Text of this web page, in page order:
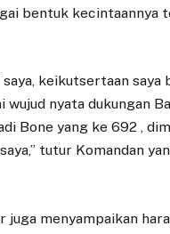
bentuk kecintaannya
keikutsertaan saya
wujud nyata dukungan
Bone yang ke 692 ,
tutur Komandan
menyampaikan